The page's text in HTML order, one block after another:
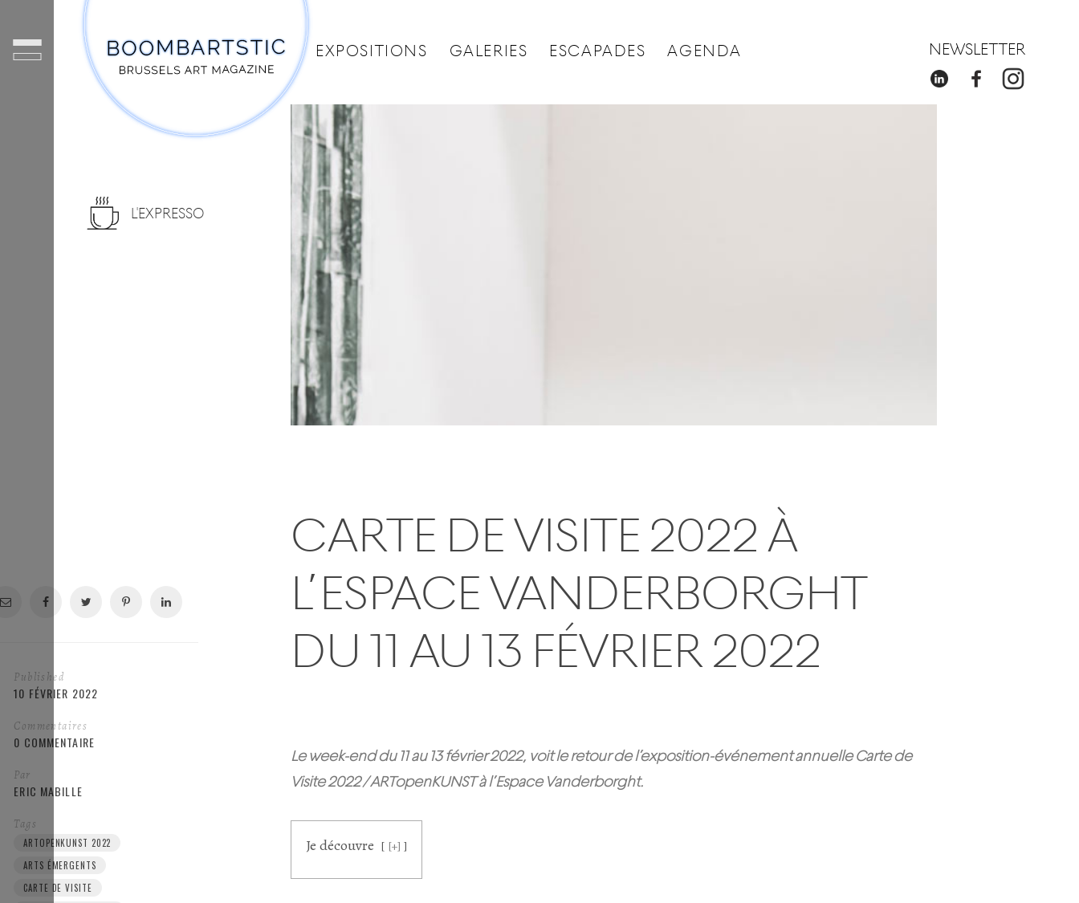
NEWSLETTER
L'EXPRESSO
EXPOSITIONS GALERIES ESCAPADES AGENDA
Published
10 FÉVRIER 2022
Commentaires
0 COMMENTAIRE
Par
ERIC MABILLE
Tags
ARTOPENKUNST 2022
ARTS ÉMERGENTS
CARTE DE VISITE
CARTE DE VISITE 2022 À
L’ESPACE VANDERBORGHT
DU 11 AU 13 FÉVRIER 2022
Le week-end du 11 au 13 février 2022, voit le retour de l’exposition-événement annuelle Carte de
Visite 2022 / ARTopenKUNST à l’Espace Vanderborght.
Je découvre [+]